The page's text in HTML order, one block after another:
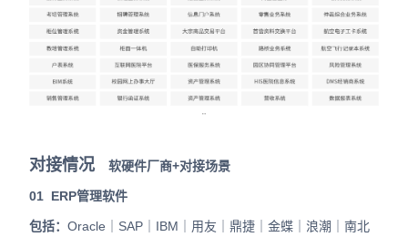
对接情况 软硬件厂商+对接场景
01 ERP管理软件
包括： Oracle｜SAP｜IBM｜用友｜鼎捷｜金蝶｜浪潮｜南北